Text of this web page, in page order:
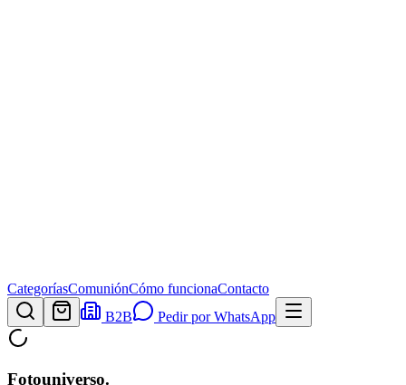
CategoríasComuniónCómo funcionaContacto
B2B
Pedir por WhatsApp
Fotouniverso.